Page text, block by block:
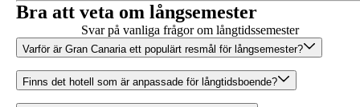
Bra att veta om långsemester
Svar på vanliga frågor om långtidssemester
Varför är Gran Canaria ett populärt resmål för långsemester?
Finns det hotell som är anpassade för långtidsboende?